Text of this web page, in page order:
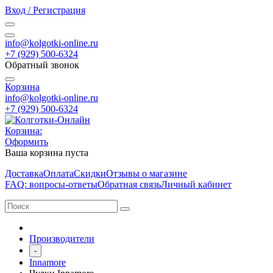
Вход / Регистрация
info@kolgotki-online.ru
+7 (929) 500-6324
Обратный звонок
Корзина
info@kolgotki-online.ru
+7 (929) 500-6324
Корзина:
Оформить
Ваша корзина пуста
ДоставкаОплатаСкидкиОтзывы о магазине
FAQ: вопросы-ответыОбратная связьЛичный кабинет
Производители
-
Innamore